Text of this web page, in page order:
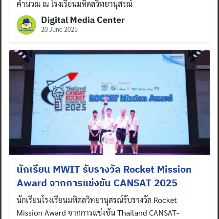
คำนวณ ณ โรงเรียนมหิดลวิทยานุสรณ์
Digital Media Center
20 June 2025
นักเรียน MWIT รับรางวัล Rocket Mission
Award จากการแข่งขัน CANSAT 2025
นักเรียนโรงเรียนมหิดลวิทยานุสรณ์รับรางวัล Rocket
Mission Award จากการแข่งขัน Thailand CANSAT-